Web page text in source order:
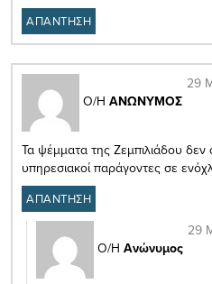
ΑΠΑΝΤΗΣΗ
Ο/Η ΑΝΩΝΥΜΟΣ
29
Τα ψέμματα της Ζεμπιλιάδου δεν
υπηρεσιακοί παράγοντες σε
ΑΠΑΝΤΗΣΗ
Ο/Η Ανώνυμος
29